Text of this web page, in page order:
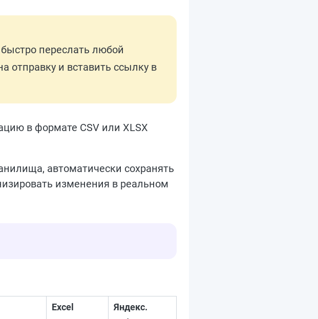
переслать любой
отправку и вставить ссылку в
в формате CSV или XLSX
автоматически сохранять
изменения в реальном
Excel
Яндекс.